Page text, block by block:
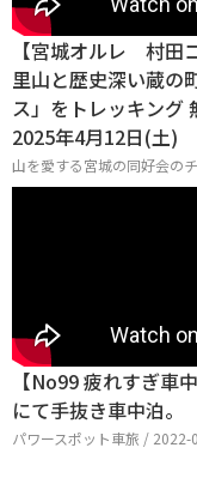
【宮城オルレ 村田
里山と歴史深い蔵の
ス」をトレッキング
2025年4月12日(土)
山を愛する宮城の同好会の
【No99 疲れすぎ車
にて手抜き車中泊。
パワースポット車旅 / 2022-